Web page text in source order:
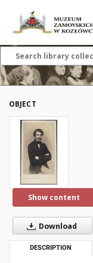
OBJECT
Show content
Download
DESCRIPTION